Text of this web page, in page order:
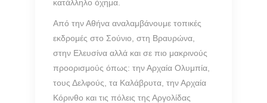
κατάλληλο όχημα.
Από την Αθήνα αναλαμβάνουμε τοπικές
εκδρομές στο Σούνιο, στη Βραυρώνα,
στην Ελευσίνα αλλά και σε πιο μακρινούς
προορισμούς όπως: την Αρχαία Ολυμπία,
τους Δελφούς, τα Καλάβρυτα, την Αρχαία
Κόρινθο και τις πόλεις της Αργολίδας